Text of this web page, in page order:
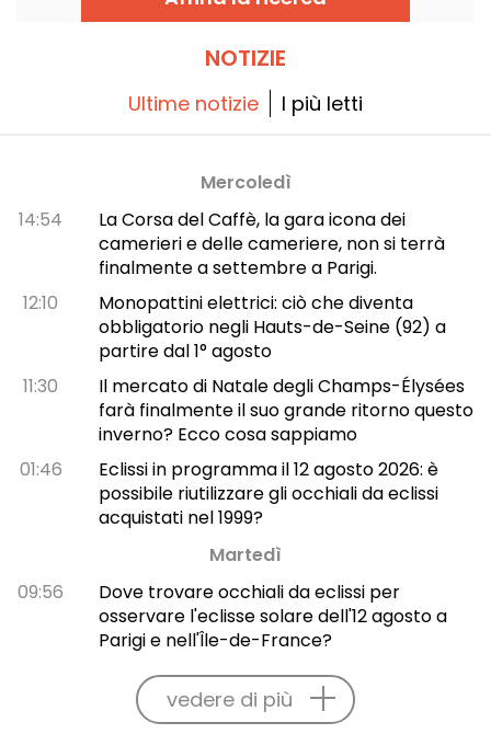
NOTIZIE
Ultime notizie I più letti
Mercoledì
14:54
La Corsa del Caffè, la gara icona dei
camerieri e delle cameriere, non si terrà
finalmente a settembre a Parigi.
12:10
Monopattini elettrici: ciò che diventa
obbligatorio negli Hauts-de-Seine (92) a
partire dal 1° agosto
11:30
Il mercato di Natale degli Champs-Élysées
farà finalmente il suo grande ritorno questo
inverno? Ecco cosa sappiamo
01:46
Eclissi in programma il 12 agosto 2026: è
possibile riutilizzare gli occhiali da eclissi
acquistati nel 1999?
Martedì
09:56
Dove trovare occhiali da eclissi per
osservare l'eclisse solare dell'12 agosto a
Parigi e nell'Île-de-France?
vedere di più